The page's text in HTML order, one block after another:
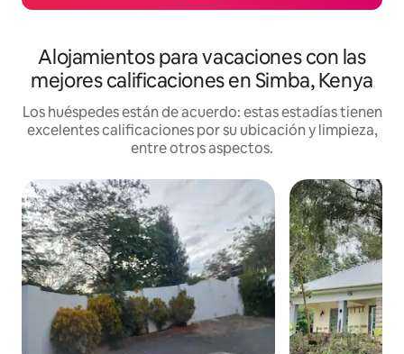
Alojamientos para vacaciones con las
mejores calificaciones en Simba, Kenya
Los huéspedes están de acuerdo: estas estadías tienen
excelentes calificaciones por su ubicación y limpieza,
entre otros aspectos.